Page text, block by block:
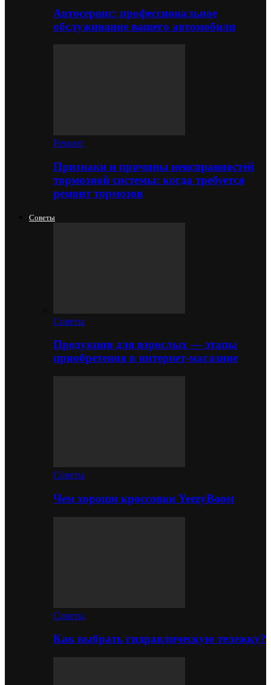
Автосервис: профессиональное
обслуживание вашего автомобиля
Ремонт
Признаки и причины неисправностей
тормозной системы: когда требуется
ремонт тормозов
Советы
Советы
Продукция для взрослых — этапы
приобретения в интернет-магазине
Советы
Чем хороши кроссовки YeezyBoost
Советы
Как выбрать гидравлическую тележку?